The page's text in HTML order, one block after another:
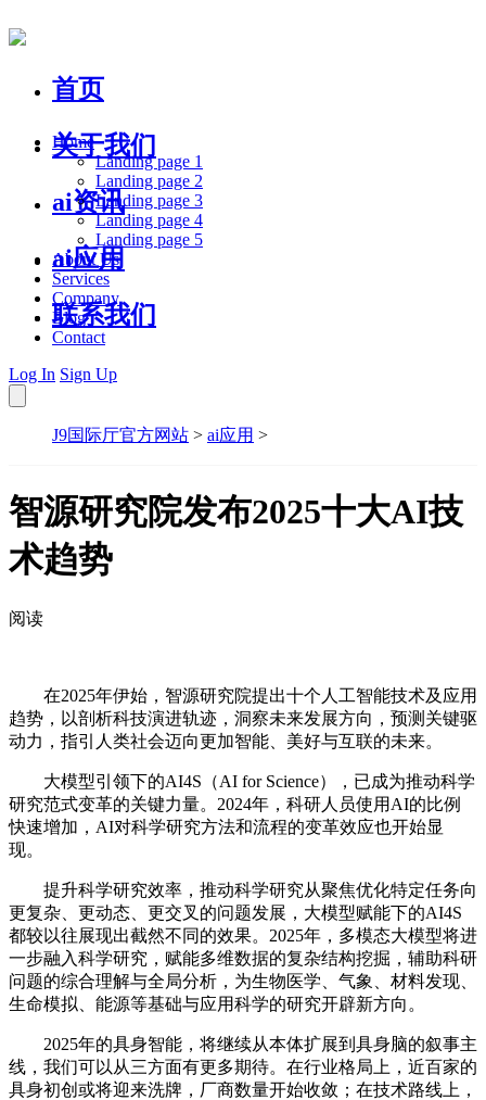
首页
关于我们
ai资讯
ai应用
联系我们
Home
Landing page 1
Landing page 2
Landing page 3
Landing page 4
Landing page 5
About Us
Services
Company
Blog
Contact
Log In Sign Up
J9国际厅官方网站 > ai应用 >
智源研究院发布2025十大AI技
术趋势
阅读
在2025年伊始，智源研究院提出十个人工智能技术及应用
趋势，以剖析科技演进轨迹，洞察未来发展方向，预测关键驱
动力，指引人类社会迈向更加智能、美好与互联的未来。
大模型引领下的AI4S（AI for Science），已成为推动科学
研究范式变革的关键力量。2024年，科研人员使用AI的比例
快速增加，AI对科学研究方法和流程的变革效应也开始显
现。
提升科学研究效率，推动科学研究从聚焦优化特定任务向
更复杂、更动态、更交叉的问题发展，大模型赋能下的AI4S
都较以往展现出截然不同的效果。2025年，多模态大模型将进
一步融入科学研究，赋能多维数据的复杂结构挖掘，辅助科研
问题的综合理解与全局分析，为生物医学、气象、材料发现、
生命模拟、能源等基础与应用科学的研究开辟新方向。
2025年的具身智能，将继续从本体扩展到具身脑的叙事主
线，我们可以从三方面有更多期待。在行业格局上，近百家的
具身初创或将迎来洗牌，厂商数量开始收敛；在技术路线上，